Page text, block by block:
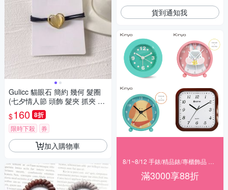
Gulicc 貓眼石 簡約 幾何 髮圈
(七夕情人節 頭飾 髮夾 抓夾 髮
圈 韓國 生日禮物 )
$160 8折
限時下殺 券
加入購物車
貨到通知我
滿3000享88折